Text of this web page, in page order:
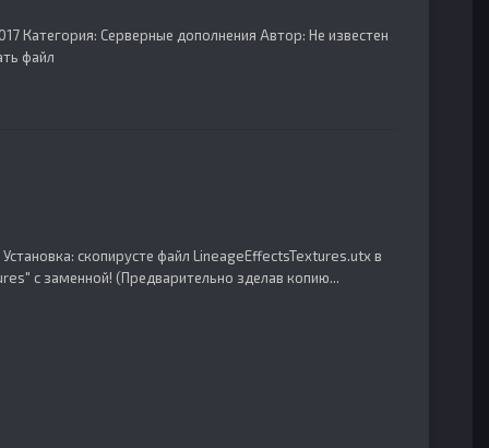
Категория: Серверные дополнения Автор: Не известен
файл
скопирусте файл LineageEffectsTextures.utx в
с заменной! (Предварительно зделав копию...